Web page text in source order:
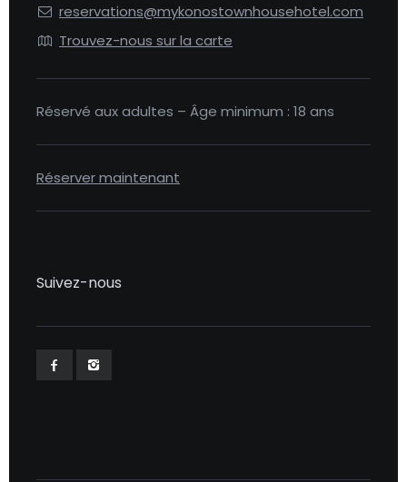
reservations@mykonostownhousehotel.com
Trouvez-nous sur la carte
Réservé aux adultes – Âge minimum : 18 ans
Réserver maintenant
Suivez-nous